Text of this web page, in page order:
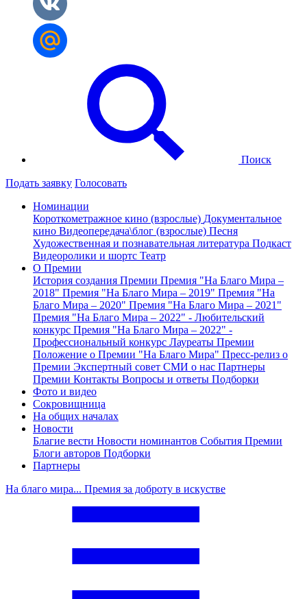
Поиск
Подать заявку Голосовать
Номинации
Короткометражное кино (взрослые) Документальное
кино Видеопередача\блог (взрослые) Песня
Художественная и познавательная литература Подкаст
Видеоролики и шортс Театр
О Премии
История создания Премии Премия "На Благо Мира –
2018" Премия "На Благо Мира – 2019" Премия "На
Благо Мира – 2020" Премия "На Благо Мира – 2021"
Премия "На Благо Мира – 2022" - Любительский
конкурс Премия "На Благо Мира – 2022" -
Профессиональный конкурс Лауреаты Премии
Положение о Премии "На Благо Мира" Пресс-релиз о
Премии Экспертный совет СМИ о нас Партнеры
Премии Контакты Вопросы и ответы Подборки
Фото и видео
Сокровищница
На общих началах
Новости
Благие вести Новости номинантов События Премии
Блоги авторов Подборки
Партнеры
На благо мира... Премия за доброту в искустве